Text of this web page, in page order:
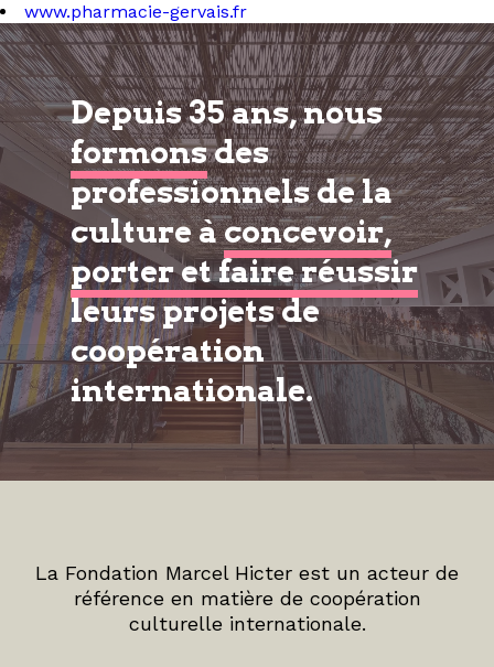
www.pharmacie-gervais.fr
Depuis 35 ans, nous
formonsdes
professionnels de la
culture àconcevoir,
porter et faire réussir
leurs projets de
coopération
internationale.
La Fondation Marcel Hicter est un acteur de
référence en matière de coopération
culturelle internationale.